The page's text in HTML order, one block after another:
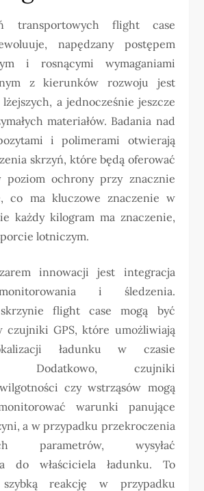
transportowych flight case
napędzany postępem
i rosnącymi wymaganiami
z kierunków rozwoju jest
a jednocześnie jeszcze
materiałów. Badania nad
i polimerami otwierają
skrzyń, które będą oferować
poziom ochrony przy znacznie
co ma kluczowe znaczenie w
każdy kilogram ma znaczenie,
lotniczym.
innowacji jest integracja
i śledzenia.
skrzynie flight case mogą być
czujniki GPS, które umożliwiają
ładunku w czasie
Dodatkowo, czujniki
czy wstrząsów mogą
warunki panujące
a w przypadku przekroczenia
parametrów, wysyłać
do właściciela ładunku. To
reakcję w przypadku